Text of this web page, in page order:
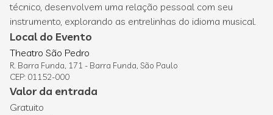
técnico, desenvolvem uma relação pessoal com seu
instrumento, explorando as entrelinhas do idioma musical.
Local do Evento
Theatro São Pedro
R. Barra Funda, 171 - Barra Funda, São Paulo
CEP: 01152-000
Valor da entrada
Gratuito